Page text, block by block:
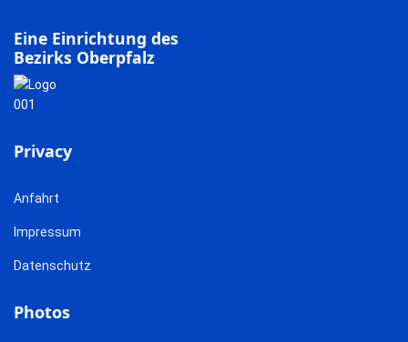
Eine Einrichtung des
Bezirks Oberpfalz
Privacy
Anfahrt
Impressum
Datenschutz
Photos